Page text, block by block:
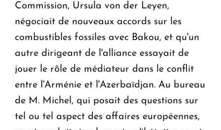
Commission, Ursula von der Leyen,
négociait de nouveaux accords sur les
combustibles fossiles avec Bakou, et qu'un
autre dirigeant de l'alliance essayait de
jouer le rôle de médiateur dans le conflit
entre l'Arménie et l'Azerbaïdjan. Au bureau
de M. Michel, qui posait des questions sur
tel ou tel aspect des affaires européennes,